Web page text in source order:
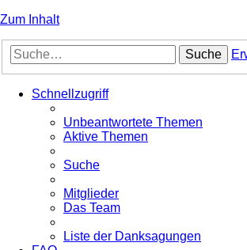
Zum Inhalt
Suche
Schnellzugriff
Unbeantwortete Themen
Aktive Themen
Suche
Mitglieder
Das Team
Liste der Danksagungen